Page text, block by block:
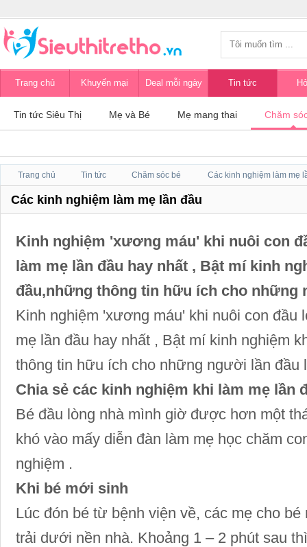
Trang chủ Khuyến mại Deal mỗi ngày Tin tức
Tin tức Siêu Thị Mẹ và Bé Mẹ mang thai Chăm
Trang chủ Tin tức Chăm sóc bé Các kinh nghiệm làm mẹ
Các kinh nghiệm làm mẹ lần đầu
Kinh nghiệm 'xương máu' khi nuôi con
làm mẹ lần đầu hay nhất , Bật mí kinh
đầu,những thông tin hữu ích cho những
Kinh nghiệm 'xương máu' khi nuôi con đầu
mẹ lần đầu hay nhất , Bật mí kinh nghiệm
thông tin hữu ích cho những người lần đầu
Chia sẻ các kinh nghiệm khi làm mẹ lần
Bé đầu lòng nhà mình giờ được hơn một
khó vào mấy diễn đàn làm mẹ học chăm
nghiệm .
Khi bé mới sinh
Lúc đón bé từ bệnh viện về, các mẹ cho
trải dưới nền nhà. Khoảng 1 – 2 phút sau